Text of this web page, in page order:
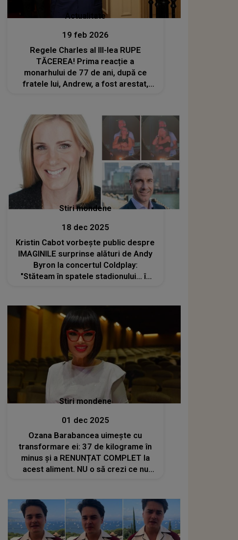
Actualitate
19 feb 2026
Regele Charles al III-lea RUPE
TĂCEREA! Prima reacție a
monarhului de 77 de ani, după ce
fratele lui, Andrew, a fost arestat,
să-și urmeze cursul”
Stiri mondene
18 dec 2025
Kristin Cabot vorbește public despre
IMAGINILE surprinse alături de Andy
Byron la concertul Coldplay:
"Stăteam în spatele stadionului... în
târziu că era și soțul ei la concert
Stiri mondene
01 dec 2025
Ozana Barabancea uimește cu
transformare ei: 37 de kilograme în
minus și a RENUNȚAT COMPLET la
acest aliment. NU o să crezi ce nu
din liceu, pe care le-am păstrat cu
mare drag"